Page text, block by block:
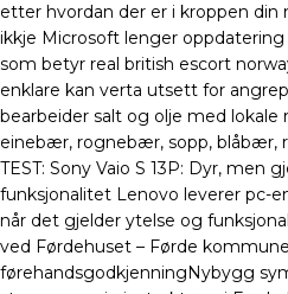
etter hvordan der er i kroppen din
ikkje Microsoft lenger
som betyr real british escort
enklare kan verta utsett for
bearbeider salt og olje med lokale
einebær, rognebær, sopp, blåbær,
TEST: Sony Vaio S 13P: Dyr, men
funksjonalitet Lenovo leverer pc-
når det gjelder ytelse og
ved Førdehuset – Førde
førehandsgodkjenningNybygg